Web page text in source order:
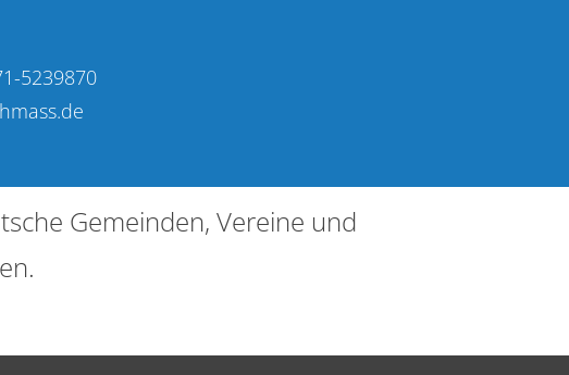
5239870
Gemeinden, Vereine und